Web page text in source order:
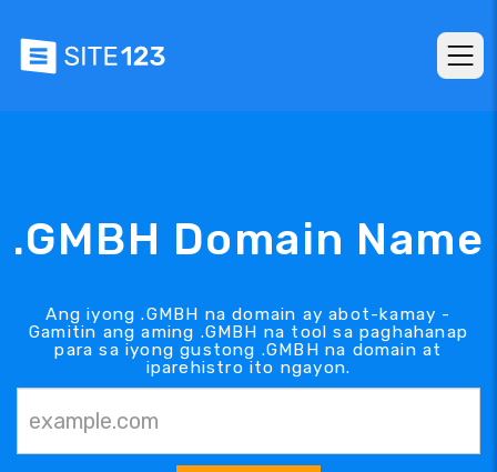
.GMBH Domain Name
Ang iyong .GMBH na domain ay abot-kamay -
Gamitin ang aming .GMBH na tool sa paghahanap
para sa iyong gustong .GMBH na domain at
iparehistro ito ngayon.